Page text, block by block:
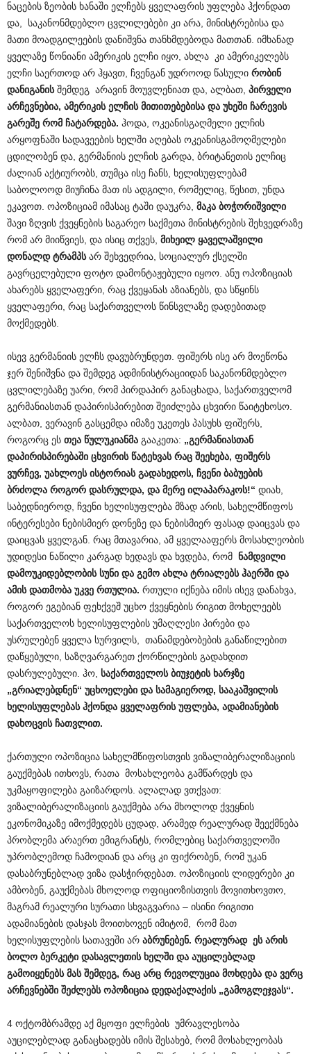
ნაცების ზეობის ხანაში ელჩებს ყველაფრის უფლება ჰქონდათ
და, საკანონმდებლო ცვლილებები კი არა, მინისტრებისა და
მათი მოადგილეების დანიშვნა თანხმდებოდა მათთან. იმხანად
ყველაზე წონიანი ამერიკის ელჩი იყო, ახლა კი ამერიკელებს
ელჩი საერთოდ არ ჰყავთ, ჩვენგან უდროოდ წასული რობინ
დანიგანისშემდეგ არავინ მოუვლენიათ და, ალბათ, პირველი
არჩევნებია, ამერიკის ელჩის მითითებებისა და უხეში ჩარევის
გარეშე რომ ჩატარდება. ჰოდა, ოკეანისგაღმელი ელჩის
არყოფნაში სადავეების ხელში აღებას ოკეანისგამოღმელები
ცდილობენ და, გერმანიის ელჩის გარდა, ბრიტანეთის ელჩიც
ძალიან აქტიურობს, თუმცა ისე ჩანს, ხელისუფლებამ
საბოლოოდ მიუჩინა მათ ის ადგილი, რომელიც, წესით, უნდა
ეკავოთ. ოპოზიციამ იმასაც ტაში დაუკრა, მაკა ბოჭორიშვილი
შავი ზღვის ქვეყნების საგარეო საქმეთა მინისტრების შეხვედრაზე
რომ არ მიიწვიეს, და ისიც თქვეს, მიხეილ ყაველაშვილი
დონალდ ტრამპსარ შეხვედრია, სოციალურ ქსელში
გავრცელებული ფოტო დამონტაჟებული იყოო. ანუ ოპოზიციას
ახარებს ყველაფერი, რაც ქვეყანას აზიანებს, და სწყინს
ყველაფერი, რაც საქართველოს წინსვლაზე დადებითად
მოქმედებს.
ისევ გერმანიის ელჩს დავუბრუნდეთ. ფიშერს ისე არ მოეწონა
ჯერ შენიშვნა და შემდეგ ადმინისტრაციიდან საკანონმდებლო
ცვლილებაზე უარი, რომ პირდაპირ განაცხადა, საქართველომ
გერმანიასთან დაპირისპირებით შეიძლება ცხვირი წაიტეხოსო.
ალბათ, ვერავინ გასცემდა იმაზე უკეთეს პასუხს ფიშერს,
როგორც ეს თეა წულუკიანმა გააკეთა: „გერმანიასთან
დაპირისპირებაში ცხვირის წატეხვას რაც შეეხება, ფიშერს
ვურჩევ, უახლოეს ისტორიას გადახედოს, ჩვენი ბაბუების
ბრძოლა როგორ დასრულდა, და მერე ილაპარაკოს!“ დიახ,
საბედნიეროდ, ჩვენი ხელისუფლება მზად არის, სახელმწიფოს
ინტერესები ნებისმიერ დონეზე და ნებისმიერ ფასად დაიცვას და
დაიცვას ყველგან. რაც მთავარია, ამ ყველააფერს მოსახლეობის
უდიდესი ნაწილი კარგად ხედავს და ხვდება, რომ ნამდვილი
დამოუკიდებლობის სუნი და გემო ახლა ტრიალებს ჰაერში და
ამის დათმობა უკვე რთულია. რთული იქნება იმის ისევ დანახვა,
როგორ ეგებიან ფეხქვეშ უცხო ქვეყნების რიგით მოხელეებს
საქართველოს ხელისუფლების უმაღლესი პირები და
უსრულებენ ყველა სურვილს, თანამდებობების განაწილებით
დაწყებული, საზღვარგარეთ ქორწილების გადახდით
დასრულებული. ჰო, საქართველოს ბიუჯეტის ხარჯზე
„გრიალებდნენ“ უცხოელები და სამაგიეროდ, სააკაშვილის
ხელისუფლებას ჰქონდა ყველაფრის უფლება, ადამიანების
დახოცვის ჩათვლით.
ქართული ოპოზიცია სახელმწიფოსთვის ვიზალიბერალიზაციის
გაუქმებას ითხოვს, რათა მოსახლეობა გამწარდეს და
უკმაყოფილება გაიზარდოს. ალალად ვთქვათ:
ვიზალიბერალიზაციის გაუქმება არა მხოლოდ ქვეყნის
ეკონომიკაზე იმოქმედებს ცუდად, არამედ რეალურად შეექმნება
პრობლემა არაერთ ემიგრანტს, რომლებიც საქართველოში
უპრობლემოდ ჩამოდიან და არც კი ფიქრობენ, რომ უკან
დასაბრუნებლად ვიზა დასჭირდებათ. ოპოზიციის ლიდერები კი
ამბობენ, გაუქმებას მხოლოდ ოფიციოზისთვის მოვითხოვთო,
მაგრამ რეალური სურათი სხვაგვარია – ისინი რიგითი
ადამიანების დასჯას მოითხოვენ იმიტომ, რომ მათ
ხელისუფლების სათავეში არ აბრუნებენ. რეალურად ეს არის
ბოლო ბერკეტი დასავლეთის ხელში და აუცილებლად
გამოიყენებს მას შემდეგ, რაც არც რევოლუცია მოხდება და ვერც
არჩევნებში შეძლებს ოპოზიცია დედაქალაქის „გამოგლეჯვას“.
4 ოქტომბრამდე აქ მყოფი ელჩების უმრავლესობა
აუცილებლად განაცხადებს იმის შესახებ, რომ მოსახლეობას